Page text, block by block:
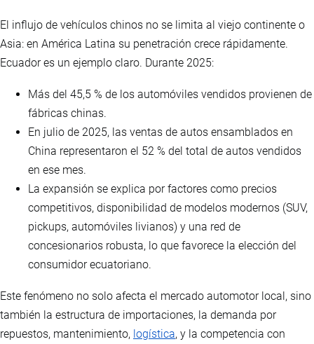
El influjo de vehículos chinos no se limita al viejo continente o
Asia: en América Latina su penetración crece rápidamente.
Ecuador es un ejemplo claro. Durante 2025:
Más del 45,5 % de los automóviles vendidos provienen de
fábricas chinas.
En julio de 2025, las ventas de autos ensamblados en
China representaron el 52 % del total de autos vendidos
en ese mes.
La expansión se explica por factores como precios
competitivos, disponibilidad de modelos modernos (SUV,
pickups, automóviles livianos) y una red de
concesionarios robusta, lo que favorece la elección del
consumidor ecuatoriano.
Este fenómeno no solo afecta el mercado automotor local, sino
también la estructura de importaciones, la demanda por
repuestos, mantenimiento, logística, y la competencia con